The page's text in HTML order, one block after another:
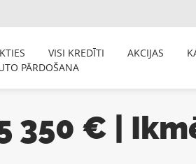
VISI KREDĪTI AKCIJAS
PĀRDOŠANA
350 € |